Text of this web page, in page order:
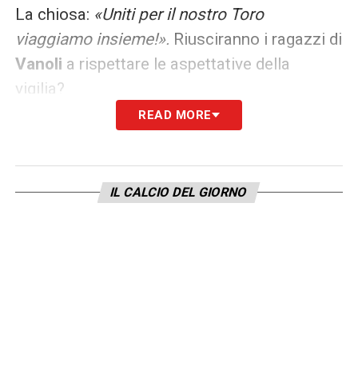
La chiosa: «Uniti per il nostro Toro
viaggiamo insieme!». Riusciranno i ragazzi di
Vanoli a rispettare le aspettative della
vigilia?
READ MORE
IL CALCIO DEL GIORNO